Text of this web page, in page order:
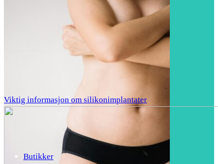
Viktig informasjon om silikonimplantater
Butikker